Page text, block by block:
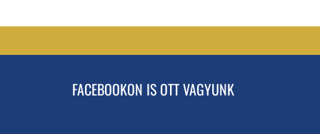
FACEBOOKON IS OTT VAGYUNK